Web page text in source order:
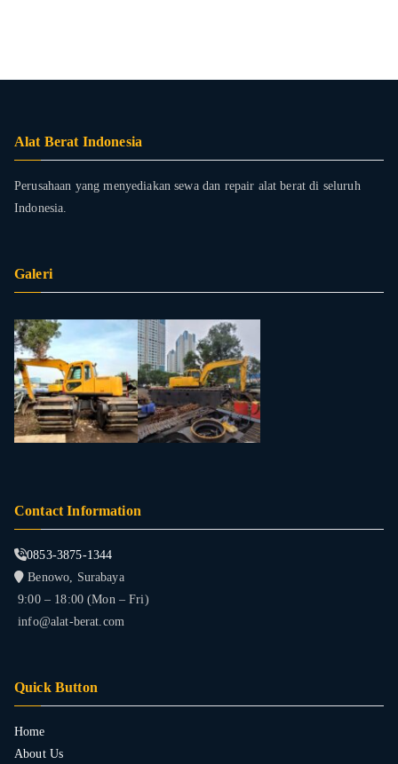
Alat Berat Indonesia
Perusahaan yang menyediakan sewa dan repair alat berat di seluruh
Indonesia.
Galeri
Contact Information
0853-3875-1344
Benowo, Surabaya
9:00 – 18:00 (Mon – Fri)
info@alat-berat.com
Quick Button
Home
About Us